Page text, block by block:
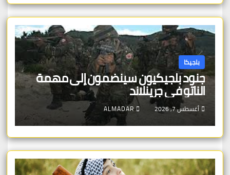
بلجيكا
جنود بلجيكيون سينضمون إلى مهمة
الناتو في جرينلاند
أغسطس 7, 2026 ALMADAR